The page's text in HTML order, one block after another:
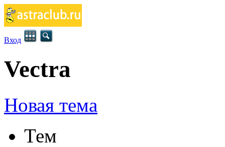
Вход
Vectra
Новая тема
Тем